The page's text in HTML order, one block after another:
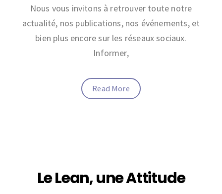
Nous vous invitons à retrouver toute notre
actualité, nos publications, nos événements, et
bien plus encore sur les réseaux sociaux.
Informer,
Read More
Le Lean, une Attitude